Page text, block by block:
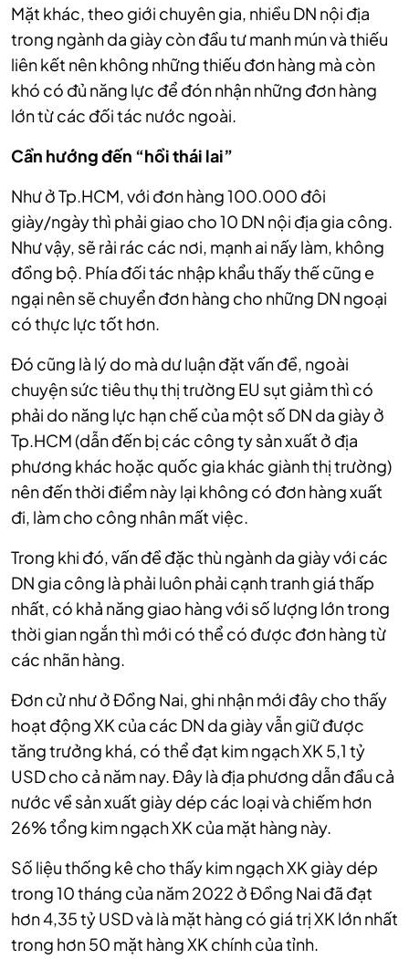
Mặt khác, theo giới chuyên gia, nhiều DN nội địa
trong ngành da giày còn đầu tư manh mún và thiếu
liên kết nên không những thiếu đơn hàng mà còn
khó có đủ năng lực để đón nhận những đơn hàng
lớn từ các đối tác nước ngoài.
Cần hướng đến “hồi thái lai”
Như ở Tp.HCM, với đơn hàng 100.000 đôi
giày/ngày thì phải giao cho 10 DN nội địa gia công.
Như vậy, sẽ rải rác các nơi, mạnh ai nấy làm, không
đồng bộ. Phía đối tác nhập khẩu thấy thế cũng e
ngại nên sẽ chuyển đơn hàng cho những DN ngoại
có thực lực tốt hơn.
Đó cũng là lý do mà dư luận đặt vấn đề, ngoài
chuyện sức tiêu thụ thị trường EU sụt giảm thì có
phải do năng lực hạn chế của một số DN da giày ở
Tp.HCM (dẫn đến bị các công ty sản xuất ở địa
phương khác hoặc quốc gia khác giành thị trường)
nên đến thời điểm này lại không có đơn hàng xuất
đi, làm cho công nhân mất việc.
Trong khi đó, vấn đề đặc thù ngành da giày với các
DN gia công là phải luôn phải cạnh tranh giá thấp
nhất, có khả năng giao hàng với số lượng lớn trong
thời gian ngắn thì mới có thể có được đơn hàng từ
các nhãn hàng.
Đơn cử như ở Đồng Nai, ghi nhận mới đây cho thấy
hoạt động XK của các DN da giày vẫn giữ được
tăng trưởng khá, có thể đạt kim ngạch XK 5,1 tỷ
USD cho cả năm nay. Đây là địa phương dẫn đầu cả
nước về sản xuất giày dép các loại và chiếm hơn
26% tổng kim ngạch XK của mặt hàng này.
Số liệu thống kê cho thấy kim ngạch XK giày dép
trong 10 tháng của năm 2022 ở Đồng Nai đã đạt
hơn 4,35 tỷ USD và là mặt hàng có giá trị XK lớn nhất
trong hơn 50 mặt hàng XK chính của tỉnh.